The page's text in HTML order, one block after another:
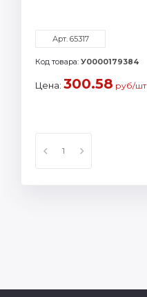
Арт. 65317
Код товара: У0000179384
Цена: 300.58 руб/шт